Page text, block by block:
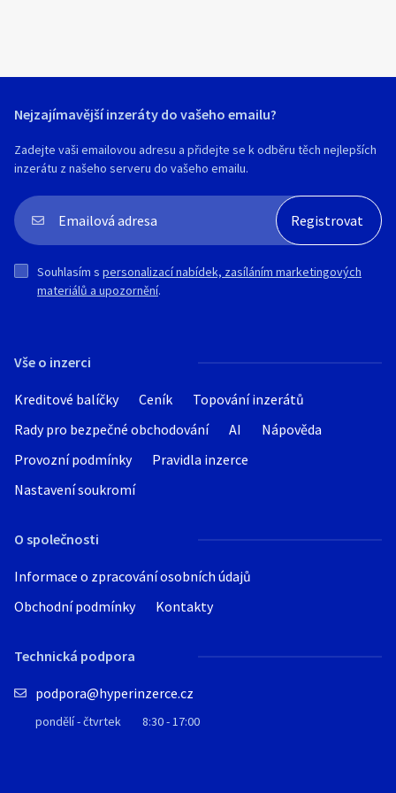
-rozměry: 1050 × 540 × 1340 mm
-hmotnost: 60 kg
-výkon motoru: 1,1 kW
-napájecí napětí: 230 / 400 V
Vše o inzerci
Kreditové balíčky Ceník
Topování inzerátů
Rady pro bezpečné obchodování
AI
Nápověda
Provozní podmínky
Pravidla inzerce
Nastavení soukromí
O společnosti
Informace o zpracování osobních údajů
Obchodní podmínky
Kontakty
Technická podpora
podpora@hyperinzerce.cz
pondělí - čtvrtek 8:30 - 17:00
Nejzajímavější inzeráty do vašeho emailu?
Zadejte vaši emailovou adresu a přidejte se k odběru těch nejlepších
inzerátu z našeho serveru do vašeho emailu.
Souhlasím s personalizací nabídek, zasíláním marketingových
materiálů a upozornění.